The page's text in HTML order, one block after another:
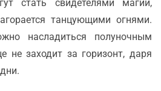
стать свидетелями магии,
танцующими огнями.
насладиться полуночным
не заходит за горизонт, даря